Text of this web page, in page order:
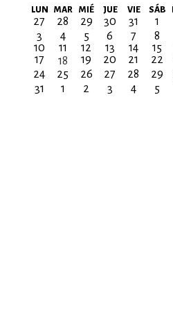
Paginación
LUN MAR MIÉ JUE VIE SÁB
27 28 29 30 31 1
3
4 5 6 7 8
10
11 12 13 14 15
17
18 19 20 21 22
24
25 26 27 28 29
31
1 2 3 4 5